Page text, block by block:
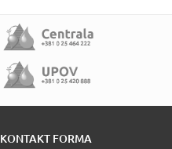
KONTAKT FORMA